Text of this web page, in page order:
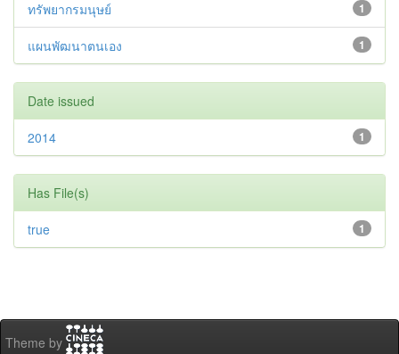
1
ทรัพยากรมนุษย์
1
แผนพัฒนาตนเอง
Date issued
1
2014
Has File(s)
1
true
Theme by